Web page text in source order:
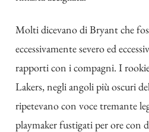
Molti dicevano di Bryant che
eccessivamente severo ed
rapporti con i compagni. I
Lakers, negli angoli più oscuri
ripetevano con voce tremante
playmaker fustigati per ore con